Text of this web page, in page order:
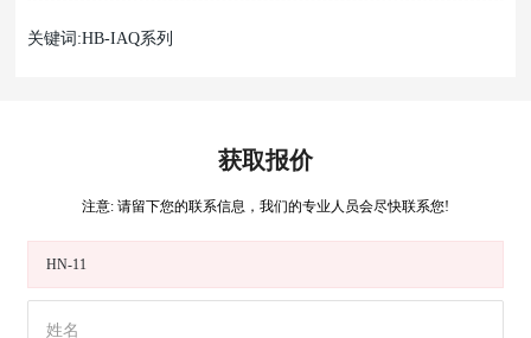
关键词:HB-IAQ系列
获取报价
注意: 请留下您的联系信息，我们的专业人员会尽快联系您!
HN-11